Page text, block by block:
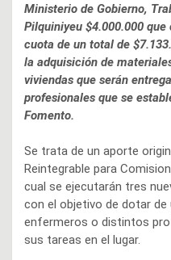
Ministerio de Gobierno,
Pilquiniyeu $4.000.000
cuota de un total de
la adquisición de
viviendas que serán
profesionales que se
Fomento.
Se trata de un aporte
Reintegrable para
cual se ejecutarán tres
con el objetivo de dotar de
enfermeros o distintos
sus tareas en el lugar.